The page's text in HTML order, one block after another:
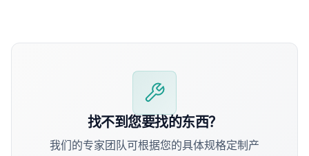
找不到您要找的东西？
我们的专家团队可根据您的具体规格定制产